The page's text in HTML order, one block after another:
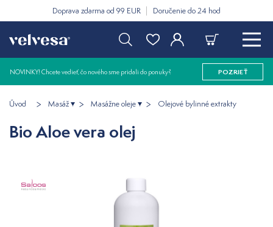
Doprava zdarma od 99 EUR Doručenie do 24 hod
NOVINKY! Chcete vedieť, čo nového sme pridali do ponuky? POZRIEŤ
Úvod Masáž Masážne oleje Olejové bylinné extrakty
Bio Aloe vera olej